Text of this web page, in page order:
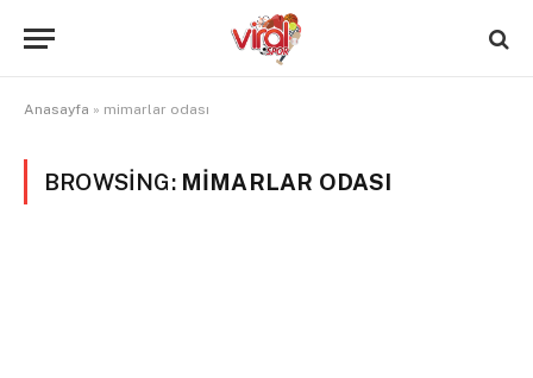
Anasayfa » mimarlar odası
BROWSING: MIMARLAR ODASI